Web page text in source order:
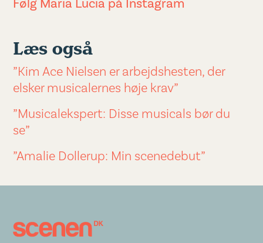
Følg Maria Lucia på Instagram
Læs også
”Kim Ace Nielsen er arbejdshesten, der
elsker musicalernes høje krav”
”Musicalekspert: Disse musicals bør du
se”
”Amalie Dollerup: Min scenedebut”